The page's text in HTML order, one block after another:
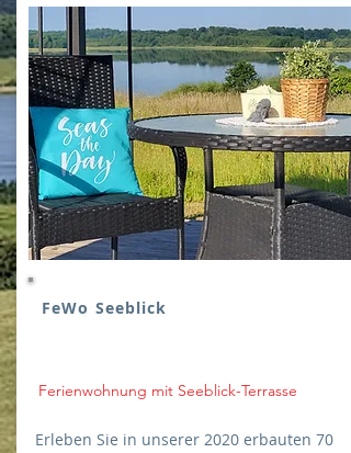
FeWo Seeblick
Ferienwohnung mit Seeblick-Terrasse
Erleben Sie in unserer 2020 erbauten 70